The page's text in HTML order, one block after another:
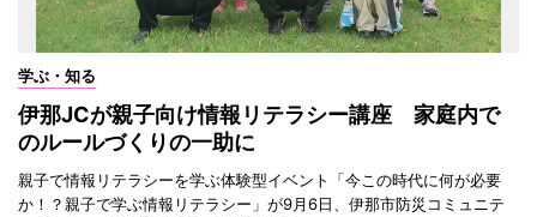
学ぶ・知る
伊那JCが親子向け情報リテラシー講座 家庭内で
のルールづくりの一助に
親子で情報リテラシーを学ぶ体験型イベント「今この時代に何が必要
か！？親子で学ぶ情報リテラシー」が9月6日、伊那市防災コミュニテ